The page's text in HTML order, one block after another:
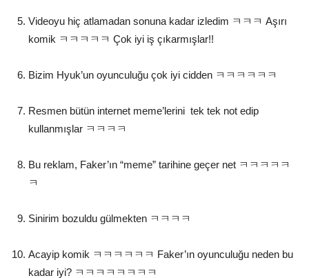
Videoyu hiç atlamadan sonuna kadar izledim ㅋㅋㅋ Aşırı
komik ㅋㅋㅋㅋㅋ Çok iyi iş çıkarmışlar!!
Bizim Hyuk’un oyunculuğu çok iyi cidden ㅋㅋㅋㅋㅋㅋ
Resmen bütün internet meme’lerini tek tek not edip
kullanmışlar ㅋㅋㅋㅋ
Bu reklam, Faker’ın “meme” tarihine geçer net ㅋㅋㅋㅋㅋ
ㅋ
Sinirim bozuldu gülmekten ㅋㅋㅋㅋ
Acayip komik ㅋㅋㅋㅋㅋㅋ Faker’ın oyunculuğu neden bu
kadar iyi? ㅋㅋㅋㅋㅋㅋㅋㅋ